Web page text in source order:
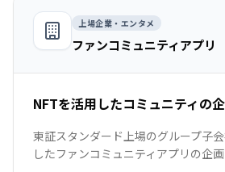
上場企業・エンタメ
ファンコミュニティアプリ
NFTを活用したコミュニティの
東証スタンダード上場のグループ子
したファンコミュニティアプリの企